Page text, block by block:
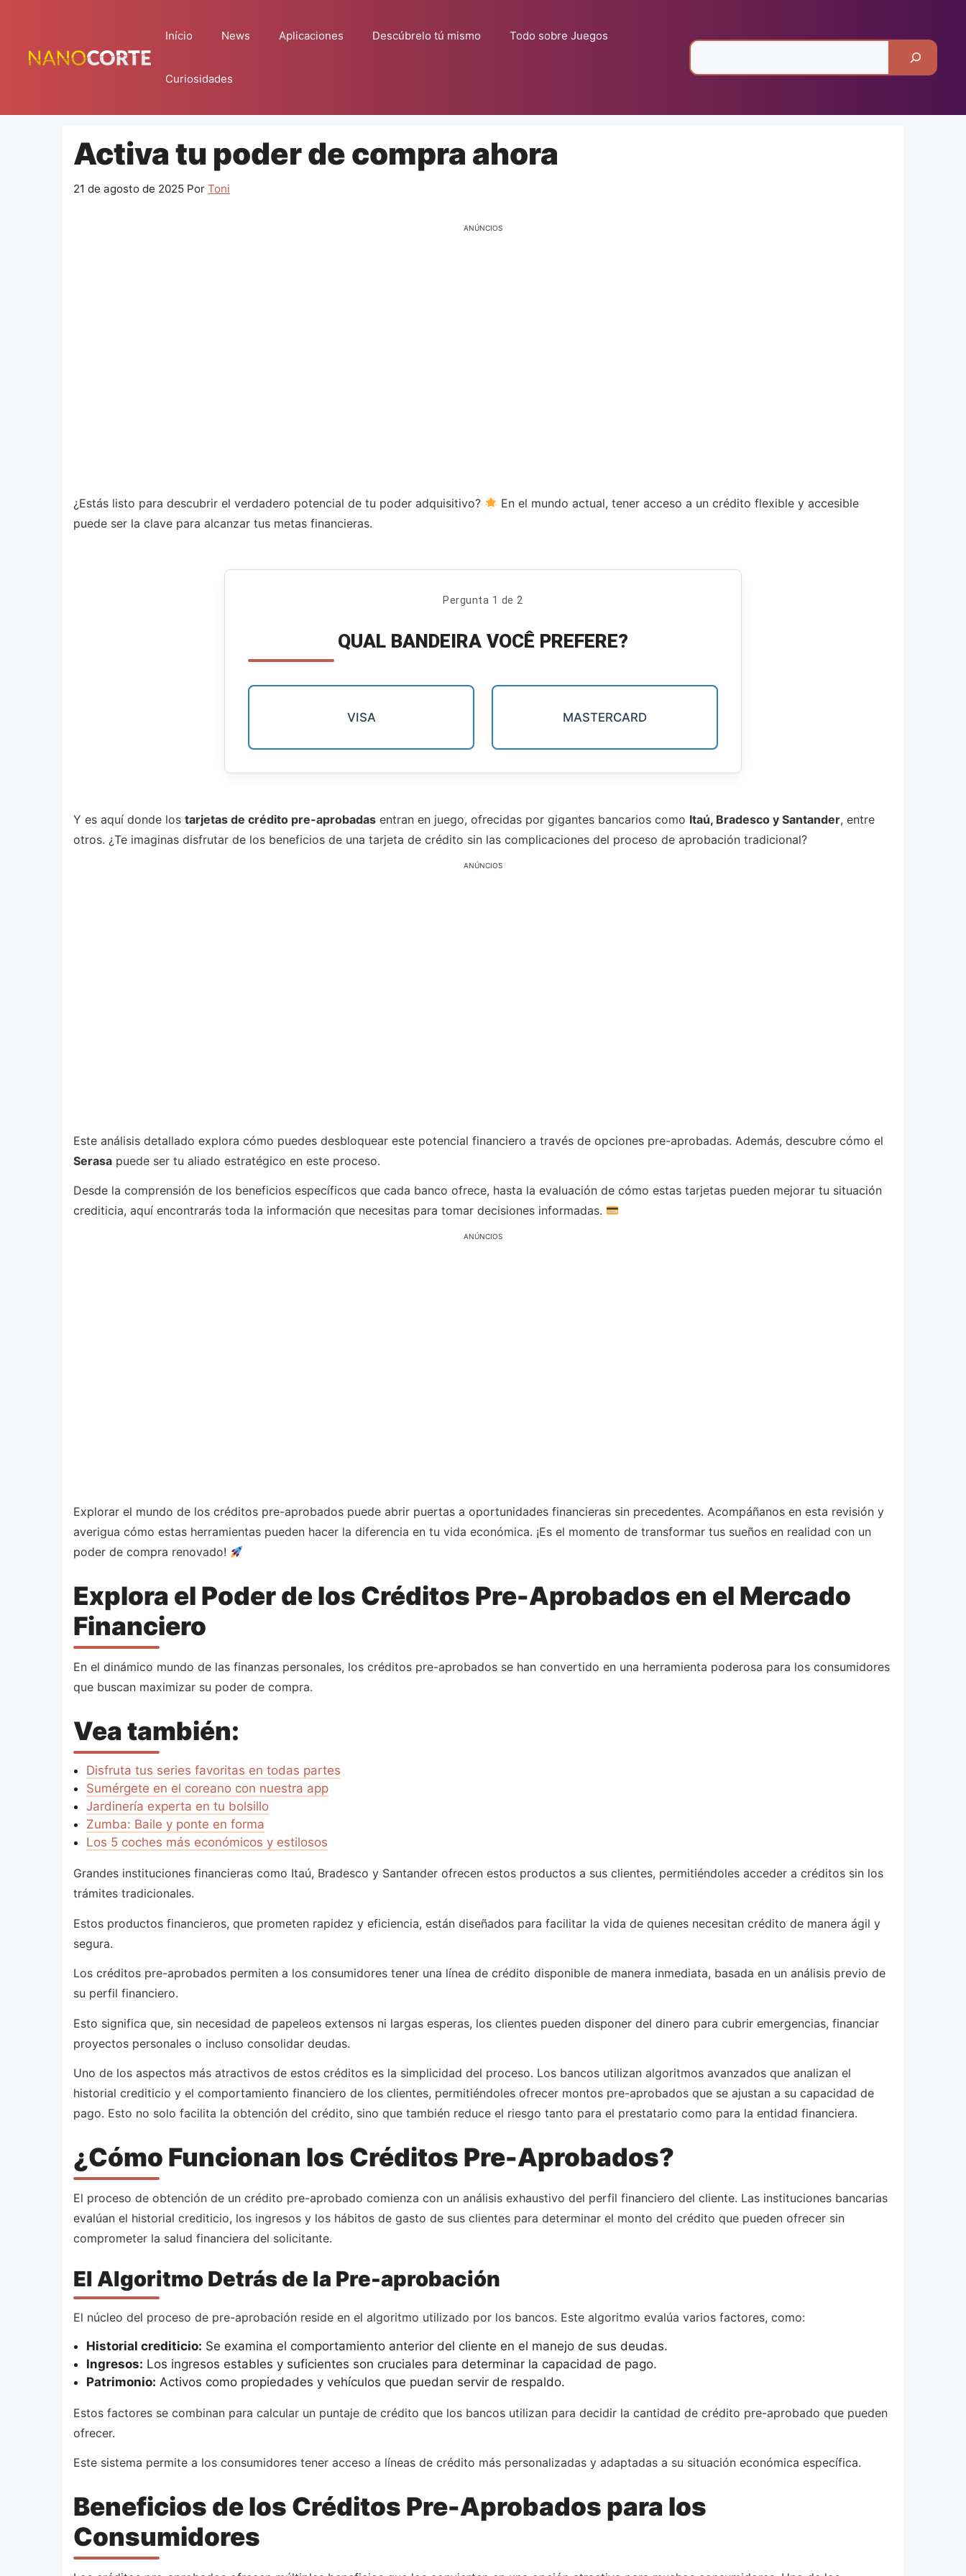
conteúdo
Início News Aplicaciones Descúbrelo tú mismo Todo sobre Juegos
Curiosidades
Activa tu poder de compra ahora
21 de agosto de 2025 Por Toni
ANÚNCIOS
¿Estás listo para descubrir el verdadero potencial de tu poder adquisitivo?
En el mundo actual, tener acceso a un crédito flexible y accesible
puede ser la clave para alcanzar tus metas financieras.
Pergunta 1 de 2
QUAL BANDEIRA VOCÊ PREFERE?
VISA MASTERCARD
Y es aquí donde los tarjetas de crédito pre-aprobadas entran en juego, ofrecidas por gigantes bancarios como Itaú, Bradesco y Santander, entre
otros. ¿Te imaginas disfrutar de los beneficios de una tarjeta de crédito sin las complicaciones del proceso de aprobación tradicional?
ANÚNCIOS
Este análisis detallado explora cómo puedes desbloquear este potencial financiero a través de opciones pre-aprobadas. Además, descubre cómo el
Serasa puede ser tu aliado estratégico en este proceso.
Desde la comprensión de los beneficios específicos que cada banco ofrece, hasta la evaluación de cómo estas tarjetas pueden mejorar tu situación
crediticia, aquí encontrarás toda la información que necesitas para tomar decisiones informadas.
ANÚNCIOS
Explorar el mundo de los créditos pre-aprobados puede abrir puertas a oportunidades financieras sin precedentes. Acompáñanos en esta revisión y
averigua cómo estas herramientas pueden hacer la diferencia en tu vida económica. ¡Es el momento de transformar tus sueños en realidad con un
poder de compra renovado!
Explora el Poder de los Créditos Pre-Aprobados en el Mercado
Financiero
En el dinámico mundo de las finanzas personales, los créditos pre-aprobados se han convertido en una herramienta poderosa para los consumidores
que buscan maximizar su poder de compra.
Vea también:
Disfruta tus series favoritas en todas partes
Sumérgete en el coreano con nuestra app
Jardinería experta en tu bolsillo
Zumba: Baile y ponte en forma
Los 5 coches más económicos y estilosos
Grandes instituciones financieras como Itaú, Bradesco y Santander ofrecen estos productos a sus clientes, permitiéndoles acceder a créditos sin los
trámites tradicionales.
Estos productos financieros, que prometen rapidez y eficiencia, están diseñados para facilitar la vida de quienes necesitan crédito de manera ágil y
segura.
Los créditos pre-aprobados permiten a los consumidores tener una línea de crédito disponible de manera inmediata, basada en un análisis previo de
su perfil financiero.
Esto significa que, sin necesidad de papeleos extensos ni largas esperas, los clientes pueden disponer del dinero para cubrir emergencias, financiar
proyectos personales o incluso consolidar deudas.
Uno de los aspectos más atractivos de estos créditos es la simplicidad del proceso. Los bancos utilizan algoritmos avanzados que analizan el
historial crediticio y el comportamiento financiero de los clientes, permitiéndoles ofrecer montos pre-aprobados que se ajustan a su capacidad de
pago. Esto no solo facilita la obtención del crédito, sino que también reduce el riesgo tanto para el prestatario como para la entidad financiera.
¿Cómo Funcionan los Créditos Pre-Aprobados?
El proceso de obtención de un crédito pre-aprobado comienza con un análisis exhaustivo del perfil financiero del cliente. Las instituciones bancarias
evalúan el historial crediticio, los ingresos y los hábitos de gasto de sus clientes para determinar el monto del crédito que pueden ofrecer sin
comprometer la salud financiera del solicitante.
El Algoritmo Detrás de la Pre-aprobación
El núcleo del proceso de pre-aprobación reside en el algoritmo utilizado por los bancos. Este algoritmo evalúa varios factores, como:
Historial crediticio: Se examina el comportamiento anterior del cliente en el manejo de sus deudas.
Ingresos: Los ingresos estables y suficientes son cruciales para determinar la capacidad de pago.
Patrimonio: Activos como propiedades y vehículos que puedan servir de respaldo.
Estos factores se combinan para calcular un puntaje de crédito que los bancos utilizan para decidir la cantidad de crédito pre-aprobado que pueden
ofrecer.
Este sistema permite a los consumidores tener acceso a líneas de crédito más personalizadas y adaptadas a su situación económica específica.
Beneficios de los Créditos Pre-Aprobados para los
Consumidores